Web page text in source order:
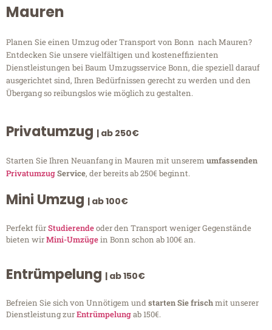
Mauren
Planen Sie einen Umzug oder Transport von Bonn nach Mauren?
Entdecken Sie unsere vielfältigen und kosteneffizienten
Dienstleistungen bei Baum Umzugsservice Bonn, die speziell darauf
ausgerichtet sind, Ihren Bedürfnissen gerecht zu werden und den
Übergang so reibungslos wie möglich zu gestalten.
Privatumzug | ab 250€
Starten Sie Ihren Neuanfang in Mauren mit unserem umfassenden
PrivatumzugService, der bereits ab 250€ beginnt.
Mini Umzug | ab 100€
Perfekt fürStudierendeoder den Transport weniger Gegenstände
bieten wirMini-Umzügein Bonn schon ab 100€ an.
Entrümpelung | ab 150€
Befreien Sie sich von Unnötigem undstarten Sie frischmit unserer
Dienstleistung zurEntrümpelungab 150€.